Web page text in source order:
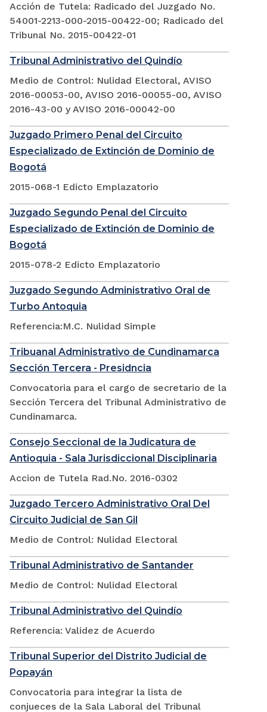
Acción de Tutela: Radicado del Juzgado No.
54001-2213-000-2015-00422-00; Radicado del
Tribunal No. 2015-00422-01
Tribunal Administrativo del Quindío
Medio de Control: Nulidad Electoral, AVISO
2016-00053-00, AVISO 2016-00055-00, AVISO
2016-43-00 y AVISO 2016-00042-00
Juzgado Primero Penal del Circuito
Especializado de Extinción de Dominio de
Bogotá
2015-068-1 Edicto Emplazatorio
Juzgado Segundo Penal del Circuito
Especializado de Extinción de Dominio de
Bogotá
2015-078-2 Edicto Emplazatorio
Juzgado Segundo Administrativo Oral de
Turbo Antoquia
Referencia:M.C. Nulidad Simple
Tribuanal Administrativo de Cundinamarca
Sección Tercera - Presidncia
Convocatoria para el cargo de secretario de la
Sección Tercera del Tribunal Administrativo de
Cundinamarca.
Consejo Seccional de la Judicatura de
Antioquia - Sala Jurisdiccional Disciplinaria
Accion de Tutela Rad.No. 2016-0302
Juzgado Tercero Administrativo Oral Del
Circuito Judicial de San Gil
Medio de Control: Nulidad Electoral
Tribunal Administrativo de Santander
Medio de Control: Nulidad Electoral
Tribunal Administrativo del Quindío
Referencia: Validez de Acuerdo
Tribunal Superior del Distrito Judicial de
Popayán
Convocatoria para integrar la lista de
conjueces de la Sala Laboral del Tribunal